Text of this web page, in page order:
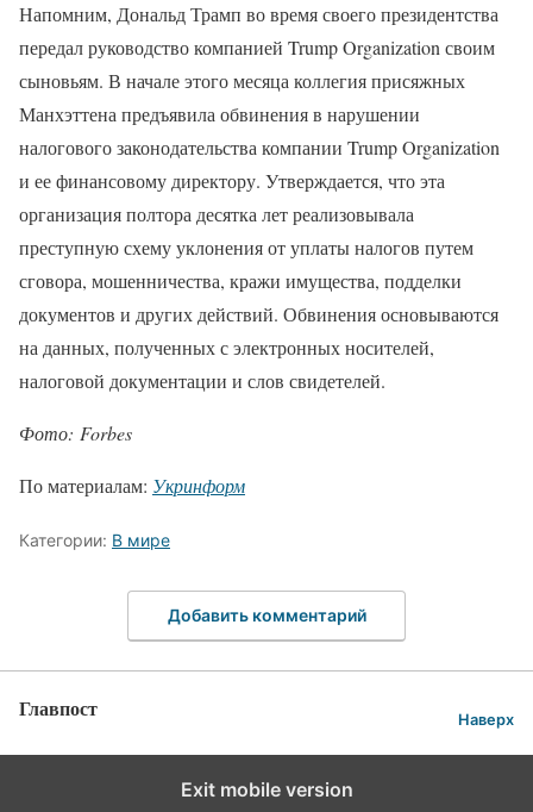
Напомним, Дональд Трамп во время своего президентства
передал руководство компанией Trump Organization своим
сыновьям. В начале этого месяца коллегия присяжных
Манхэттена предъявила обвинения в нарушении
налогового законодательства компании Trump Organization
и ее финансовому директору. Утверждается, что эта
организация полтора десятка лет реализовывала
преступную схему уклонения от уплаты налогов путем
сговора, мошенничества, кражи имущества, подделки
документов и других действий. Обвинения основываются
на данных, полученных с электронных носителей,
налоговой документации и слов свидетелей.
Фото: Forbes
По материалам: Укринформ
Категории: В мире
Добавить комментарий
Главпост Наверх
Exit mobile version